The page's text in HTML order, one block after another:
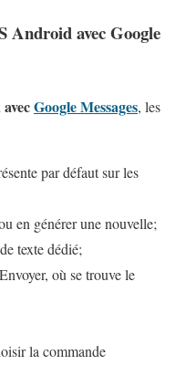
Android avec Google
Google Messages, les
par défaut sur les
en générer une nouvelle;
texte dédié;
où se trouve le
la commande